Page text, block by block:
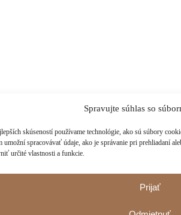
Spravujte súhlas so
skúseností používame technológie, ako sú súbory
umožní spracovávať údaje, ako je správanie pri prehliadaní
určité vlastnosti a funkcie.
Prijať